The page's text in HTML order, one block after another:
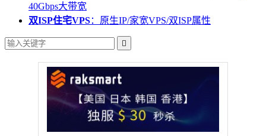
40Gbps大带宽
双ISP住宅VPS：原生IP/家宽VPS/双ISP属性
